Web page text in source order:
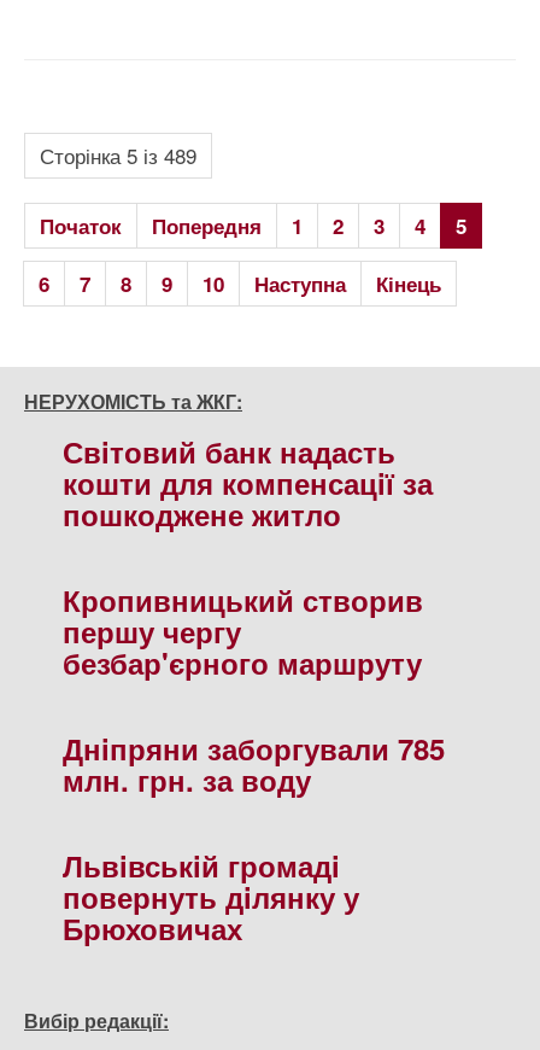
Сторінка 5 із 489
Початок Попередня 1 2 3 4
5
6
7 8 9 10 Наступна Кінець
НЕРУХОМІСТЬ та ЖКГ:
Свiтовий банк надасть
кошти для компенсацiї за
пошкоджене житло
Кропивницький створив
першу чергу
безбар'єрного маршруту
Днiпряни заборгували 785
млн. грн. за воду
Львiвськiй громадi
повернуть дiлянку у
Брюховичах
Вибір редакції: